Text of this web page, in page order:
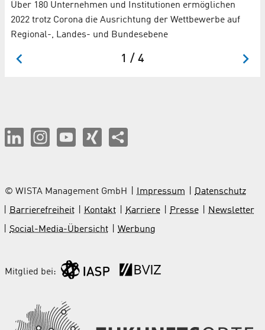
Über 180 Unternehmen und Institutionen ermöglichen
2022 trotz Corona die Ausrichtung der Wettbewerbe auf
Regional-, Landes- und Bundesebene
1 / 4
© WISTA Management GmbH Impressum
Datenschutz
Barrierefreiheit
Kontakt Karriere Presse
Newsletter
Social-Media-Übersicht
Werbung
Mitglied bei: